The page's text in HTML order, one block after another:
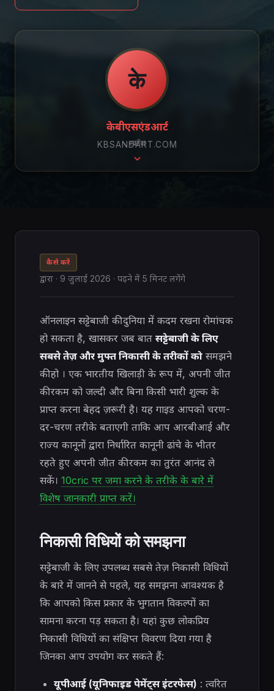
के
केबीएसएंडआर्ट
KBSANDART.COM
स्क्रॉल
कैसे करें
द्वारा · 9 जुलाई 2026 · पढ़ने में 5 मिनट लगेंगे
ऑनलाइन सट्टेबाजी की दुनिया में कदम रखना रोमांचक
हो सकता है, खासकर जब बात सट्टेबाजी के लिए
सबसे तेज़ और मुफ्त निकासी के तरीकों को समझने
की हो । एक भारतीय खिलाड़ी के रूप में, अपनी जीत
की रकम को जल्दी और बिना किसी भारी शुल्क के
प्राप्त करना बेहद ज़रूरी है। यह गाइड आपको चरण-
दर-चरण तरीके बताएगी ताकि आप आरबीआई और
राज्य कानूनों द्वारा निर्धारित कानूनी ढांचे के भीतर
रहते हुए अपनी जीत की रकम का तुरंत आनंद ले
सकें। 10cric पर जमा करने के तरीके के बारे में
विशेष जानकारी प्राप्त करें।
निकासी विधियों को समझना
सट्टेबाजी के लिए उपलब्ध सबसे तेज़ निकासी विधियों
के बारे में जानने से पहले, यह समझना आवश्यक है
कि आपको किस प्रकार के भुगतान विकल्पों का
सामना करना पड़ सकता है। यहां कुछ लोकप्रिय
निकासी विधियों का संक्षिप्त विवरण दिया गया है
जिनका आप उपयोग कर सकते हैं:
यूपीआई (यूनिफाइड पेमेंट्स इंटरफेस) : त्वरित